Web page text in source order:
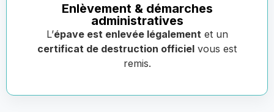
Enlèvement & démarches
administratives
L’épave est enlevée légalement et un
certificat de destruction officiel vous est
remis.